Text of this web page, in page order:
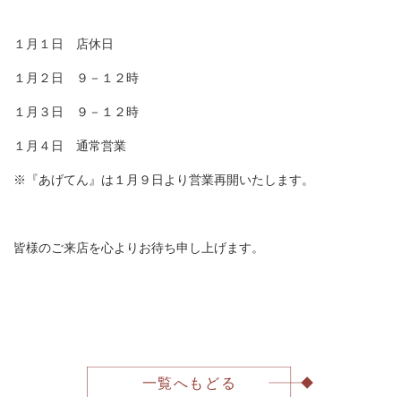
１月１日 店休日
１月２日 ９－１２時
１月３日 ９－１２時
１月４日 通常営業
※『あげてん』は１月９日より営業再開いたします。
皆様のご来店を心よりお待ち申し上げます。
一覧へもどる